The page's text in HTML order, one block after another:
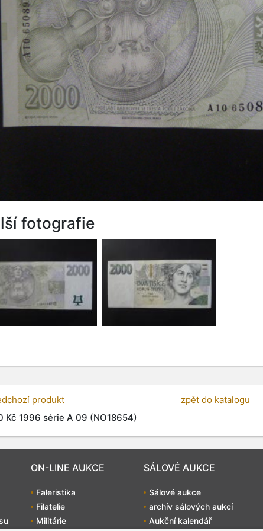
fotografie
produkt
Kč 1996 série A 09 (NO18654)
zpět do katalogu
ON-LINE AUKCE
Faleristika
Filatelie
Militárie
SÁLOVÉ AUKCE
Sálové aukce
archív sálových aukcí
Aukční kalendář